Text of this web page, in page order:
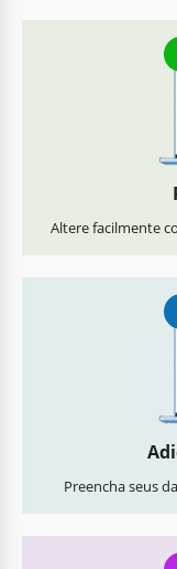
Altere facilmente
Preencha seus